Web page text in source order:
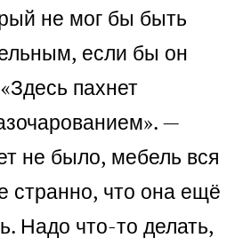
не мог бы быть
если бы он
пахнет
—
не было, мебель вся
странно, что она ещё
Надо что-то делать,